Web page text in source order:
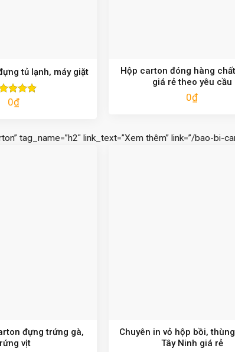
tủ lạnh, máy giặt
xếp
0₫
Hộp carton đóng hàng
giá rẻ theo yêu cầu
0₫
tag_name=”h2″ link_text=”Xem thêm” link=”/bao-bi-
đựng trứng gà,
vịt
Chuyên in vỏ hộp bồi,
Tây Ninh giá rẻ